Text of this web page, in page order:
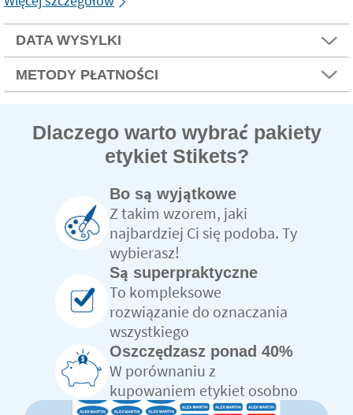
DATA WYSYLKI
METODY PŁATNOŚCI
Dlaczego warto wybrać pakiety
etykiet Stikets?
Bo są wyjątkowe
Z takim wzorem, jaki
najbardziej Ci się podoba. Ty
wybierasz!
Są superpraktyczne
To kompleksowe
rozwiązanie do oznaczania
wszystkiego
Oszczędzasz ponad 40%
W porównaniu z
kupowaniem etykiet osobno